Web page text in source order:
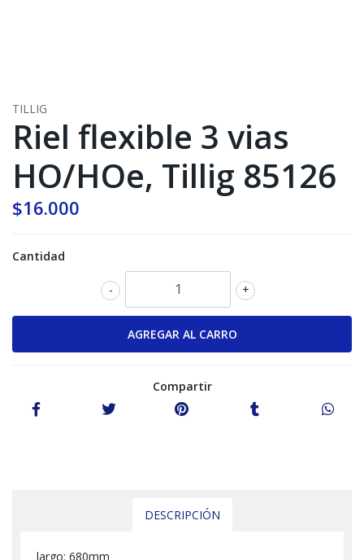
TILLIG
Riel flexible 3 vias
HO/HOe, Tillig 85126
$16.000
Cantidad
+
-
Compartir
DESCRIPCIÓN
largo: 680mm